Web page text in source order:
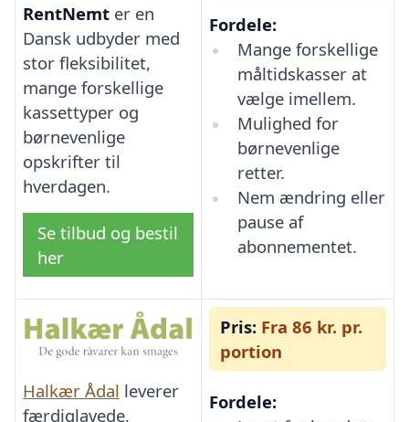
RentNemt er en
Dansk udbyder med
stor fleksibilitet,
mange forskellige
kassettyper og
børnevenlige
opskrifter til
hverdagen.
Se tilbud og bestil
her
Fordele:
Mange forskellige
måltidskasser at
vælge imellem.
Mulighed for
børnevenlige
retter.
Nem ændring eller
pause af
abonnementet.
Halkær Ådal leverer
færdiglavede,
Pris: Fra 86 kr. pr.
portion
Fordele: